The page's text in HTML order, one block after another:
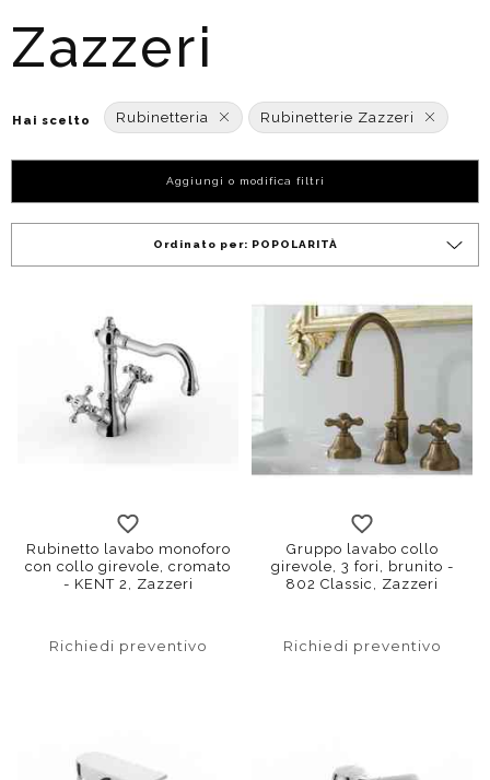
Zazzeri
Hai scelto Rubinetteria Rubinetterie Zazzeri
Aggiungi o modifica filtri
Ordinato per: POPOLARITÀ
Rubinetto lavabo monoforo
con collo girevole, cromato
- KENT 2, Zazzeri
Richiedi preventivo
Gruppo lavabo collo
girevole, 3 fori, brunito -
802 Classic, Zazzeri
Richiedi preventivo